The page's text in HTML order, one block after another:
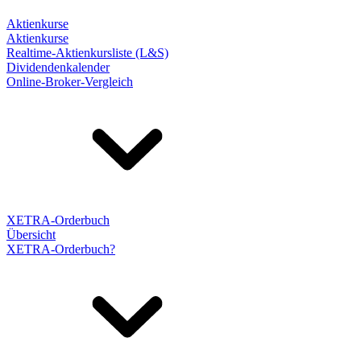
Aktienkurse
Aktienkurse
Realtime-Aktienkursliste (L&S)
Dividendenkalender
Online-Broker-Vergleich
XETRA-Orderbuch
Übersicht
XETRA-Orderbuch?